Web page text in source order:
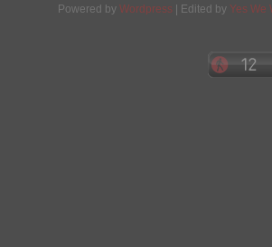
Powered by Wordpress | Edited by Yes We